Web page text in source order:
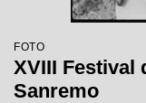
FOTO
XVIII Festival
Sanremo